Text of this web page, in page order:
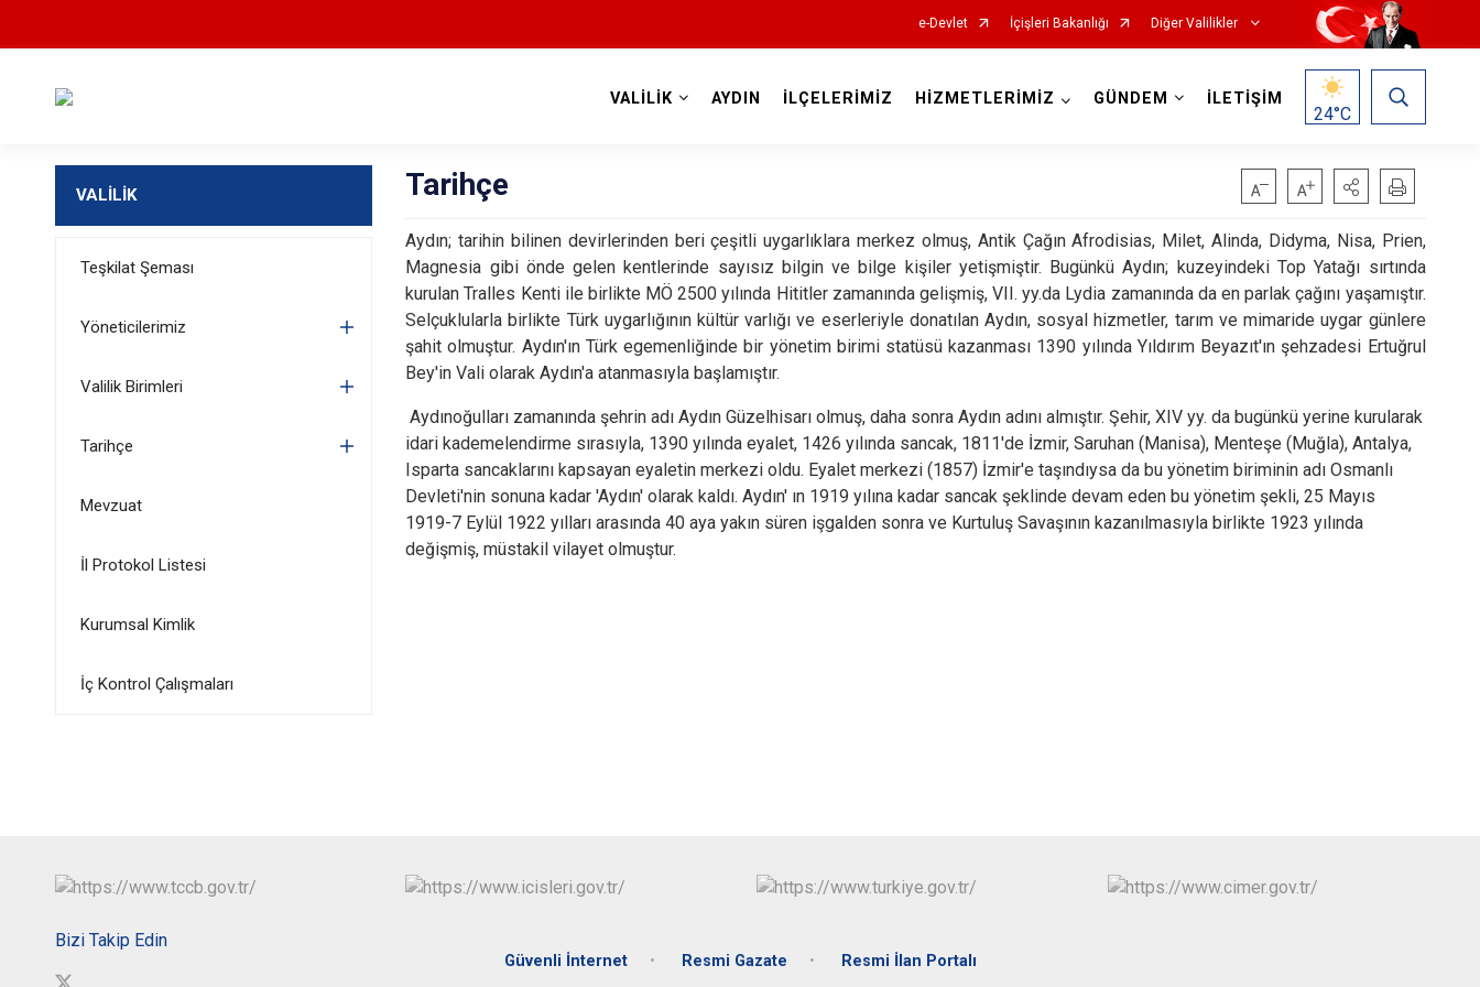
e-Devlet İçişleri Bakanlığı Diğer Valilikler
VALİLİK AYDIN İLÇELERİMİZ HİZMETLERİMİZ GÜNDEM İLETİŞİM
24°C
VALİLİK
Teşkilat Şeması
Yöneticilerimiz
Valilik Birimleri
Tarihçe
Mevzuat
İl Protokol Listesi
Kurumsal Kimlik
İç Kontrol Çalışmaları
Tarihçe
Aydın; tarihin bilinen devirlerinden beri çeşitli uygarlıklara merkez olmuş, Antik Çağın Afrodisias, Milet, Alinda, Didyma, Nisa, Prien,
Magnesia gibi önde gelen kentlerinde sayısız bilgin ve bilge kişiler yetişmiştir. Bugünkü Aydın; kuzeyindeki Top Yatağı sırtında
kurulan Tralles Kenti ile birlikte MÖ 2500 yılında Hititler zamanında gelişmiş, VII. yy.da Lydia zamanında da en parlak çağını yaşamıştır.
Selçuklularla birlikte Türk uygarlığının kültür varlığı ve eserleriyle donatılan Aydın, sosyal hizmetler, tarım ve mimaride uygar günlere
şahit olmuştur. Aydın'ın Türk egemenliğinde bir yönetim birimi statüsü kazanması 1390 yılında Yıldırım Beyazıt'ın şehzadesi Ertuğrul
Bey'in Vali olarak Aydın'a atanmasıyla başlamıştır.
Aydınoğulları zamanında şehrin adı Aydın Güzelhisarı olmuş, daha sonra Aydın adını almıştır. Şehir, XIV yy. da bugünkü yerine kurularak
idari kademelendirme sırasıyla, 1390 yılında eyalet, 1426 yılında sancak, 1811'de İzmir, Saruhan (Manisa), Menteşe (Muğla), Antalya,
Isparta sancaklarını kapsayan eyaletin merkezi oldu. Eyalet merkezi (1857) İzmir'e taşındıysa da bu yönetim biriminin adı Osmanlı
Devleti'nin sonuna kadar 'Aydın' olarak kaldı. Aydın' ın 1919 yılına kadar sancak şeklinde devam eden bu yönetim şekli, 25 Mayıs
1919-7 Eylül 1922 yılları arasında 40 aya yakın süren işgalden sonra ve Kurtuluş Savaşının kazanılmasıyla birlikte 1923 yılında
değişmiş, müstakil vilayet olmuştur.
Bizi Takip Edin
Güvenli İnternet Resmi Gazate Resmi İlan Portalı